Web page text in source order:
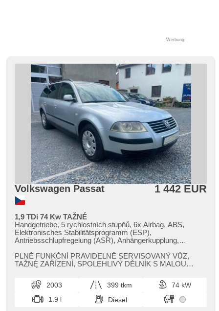
Werbung
Volkswagen Passat 1 442 EUR
1,9 TDi 74 Kw TAŽNÉ
Handgetriebe, 5 rychlostních stupňů, 6x Airbag, ABS,
Elektronisches Stabilitätsprogramm (ESP),
Antriebsschlupfregelung (ASR), Anhängerkupplung,
einstellbar, Beifahrerairbagdeaktivierung, El. Seitenscheiben,
Dachträger, El. Spiegel, Wegfahrsperre, Zentralverriegelung
höheneinstellbare Fahrersitz, Nebelscheinwerfer, USB,
AUX, Autoradio, CD-Spieler, Außenthermometer, beheizte
Spiegel, Teilbare Rücksitzbank, Trennnetz im Gepäckraum,
Heckscheibenwischer, Längssitzvorschub, Ausziehbare
PLNĚ FUNKČNÍ PRAVIDELNĚ SERVISOVANÝ VŮZ,​
TAŽNÉ ZAŘÍZENÍ,​ SPOLEHLIVÝ DĚLNÍK S MALOU
2003 399 tkm
74 kW
1.9 l
Diesel